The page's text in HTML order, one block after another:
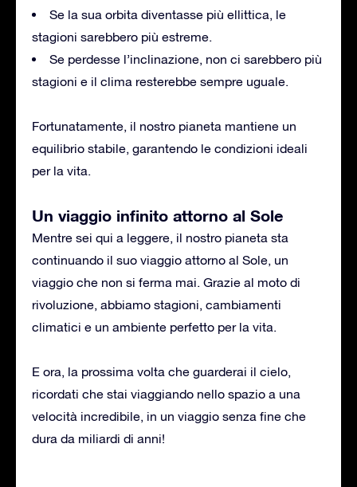
Se la sua orbita diventasse più ellittica, le
stagioni sarebbero più estreme.
Se perdesse l’inclinazione, non ci sarebbero più
stagioni e il clima resterebbe sempre uguale.
Fortunatamente, il nostro pianeta mantiene un
equilibrio stabile, garantendo le condizioni ideali
per la vita.
Un viaggio infinito attorno al Sole
Mentre sei qui a leggere, il nostro pianeta sta
continuando il suo viaggio attorno al Sole, un
viaggio che non si ferma mai. Grazie al moto di
rivoluzione, abbiamo stagioni, cambiamenti
climatici e un ambiente perfetto per la vita.
E ora, la prossima volta che guarderai il cielo,
ricordati che stai viaggiando nello spazio a una
velocità incredibile, in un viaggio senza fine che
dura da miliardi di anni!